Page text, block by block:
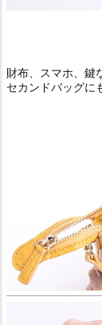
財布、スマホ、鍵
セカンドバッグに